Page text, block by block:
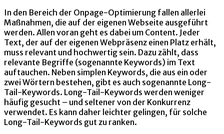
In den Bereich der Onpage-Optimierung fallen allerlei
Maßnahmen, die auf der eigenen Webseite ausgeführt
werden. Allen voran geht es dabei um Content. Jeder
Text, der auf der eigenen Webpräsenz einen Platz erhält,
muss relevant und hochwertig sein. Dazu zählt, dass
relevante Begriffe (sogenannte Keywords) im Text
auftauchen. Neben simplen Keywords, die aus ein oder
zwei Wörtern bestehen, gibt es auch sogenannte Long-
Tail-Keywords. Long-Tail-Keywords werden weniger
häufig gesucht – und seltener von der Konkurrenz
verwendet. Es kann daher leichter gelingen, für solche
Long-Tail-Keywords gut zu ranken.